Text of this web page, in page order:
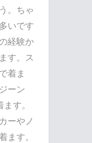
。ちゃ
いです
経験か
す。ス
着ま
ーン
す。
ーやノ
ます。